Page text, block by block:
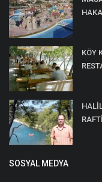
KÖY
SOSYAL MEDYA